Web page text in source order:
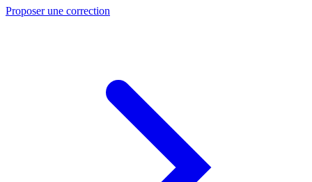
Proposer une correction